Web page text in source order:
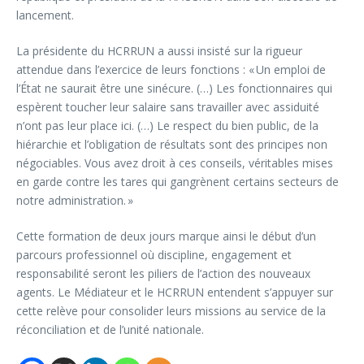
lancement.
La présidente du HCRRUN a aussi insisté sur la rigueur
attendue dans l’exercice de leurs fonctions : « Un emploi de
l’État ne saurait être une sinécure. (…) Les fonctionnaires qui
espèrent toucher leur salaire sans travailler avec assiduité
n’ont pas leur place ici. (…) Le respect du bien public, de la
hiérarchie et l’obligation de résultats sont des principes non
négociables. Vous avez droit à ces conseils, véritables mises
en garde contre les tares qui gangrènent certains secteurs de
notre administration. »
Cette formation de deux jours marque ainsi le début d’un
parcours professionnel où discipline, engagement et
responsabilité seront les piliers de l’action des nouveaux
agents. Le Médiateur et le HCRRUN entendent s’appuyer sur
cette relève pour consolider leurs missions au service de la
réconciliation et de l’unité nationale.